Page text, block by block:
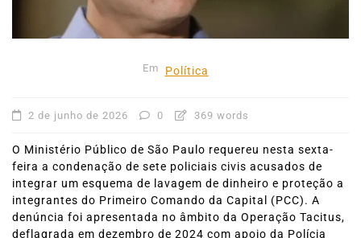
Em Política
2 de junho de 2026 0 369 words
O Ministério Público de São Paulo requereu nesta sexta-
feira a condenação de sete policiais civis acusados de
integrar um esquema de lavagem de dinheiro e proteção a
integrantes do Primeiro Comando da Capital (PCC). A
denúncia foi apresentada no âmbito da Operação Tacitus,
deflagrada em dezembro de 2024 com apoio da Polícia